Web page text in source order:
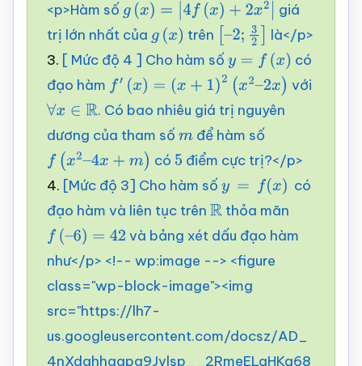
<p>Hàm số g (x)=|4 (x) +2x 2|
giá
trị lớn nhất của g (x) trên –
2 ;3 2]
là</p>
3. [ Mức độ 4 ] Cho hàm số y =f( x )
có
đạo hàm f′( x)= (x+ 1)2(x 2– 2x)
với
∀x ∈R
. Có bao nhiêu giá trị nguyên
dương của tham số mđể hàm số
f( x2–4x+ m) có 5 điểm cực trị?</p>
4. [Mức độ 3] Cho hàm số y =f( x)
có
đạo hàm và liên tục trên Rthỏa mãn
f( –6)=42
và bảng xét dấu đạo hàm
như</p> <!-- wp:image --> <figure
class="wp-block-image"><img
src="https://lh7-
us.googleusercontent.com/docsz/AD_
4nXdqhhqqpq9Jvlsp__2RmeELgHKq68